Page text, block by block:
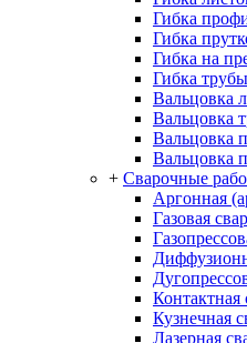
Гибка
Гибка
Гибка на
Гибка трубы
Вальцовка
Вальцовка
Вальцовка
Вальцовка
+ Сварочные
Аргонная
Газовая
Контактная
Кузнечная
Лазерная